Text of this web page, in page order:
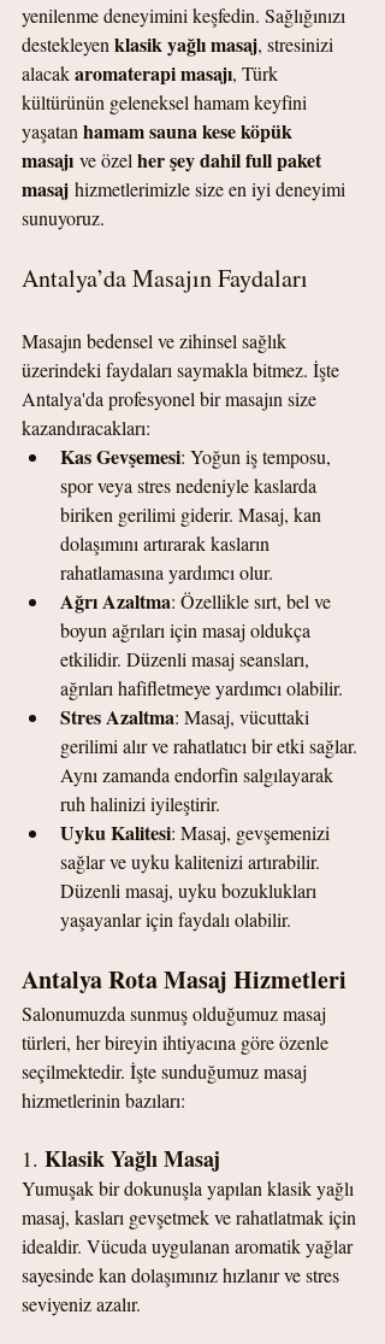
yenilenme deneyimini keşfedin. Sağlığınızı
destekleyen klasik yağlı masaj, stresinizi
alacak aromaterapi masajı, Türk
kültürünün geleneksel hamam keyfini
yaşatan hamam sauna kese köpük
masajı ve özel her şey dahil full paket
masaj hizmetlerimizle size en iyi deneyimi
sunuyoruz.
Antalya’da Masajın Faydaları
Masajın bedensel ve zihinsel sağlık
üzerindeki faydaları saymakla bitmez. İşte
Antalya'da profesyonel bir masajın size
kazandıracakları:
Kas Gevşemesi: Yoğun iş temposu,
spor veya stres nedeniyle kaslarda
biriken gerilimi giderir. Masaj, kan
dolaşımını artırarak kasların
rahatlamasına yardımcı olur.
Ağrı Azaltma: Özellikle sırt, bel ve
boyun ağrıları için masaj oldukça
etkilidir. Düzenli masaj seansları,
ağrıları hafifletmeye yardımcı olabilir.
Stres Azaltma: Masaj, vücuttaki
gerilimi alır ve rahatlatıcı bir etki sağlar.
Aynı zamanda endorfin salgılayarak
ruh halinizi iyileştirir.
Uyku Kalitesi: Masaj, gevşemenizi
sağlar ve uyku kalitenizi artırabilir.
Düzenli masaj, uyku bozuklukları
yaşayanlar için faydalı olabilir.
Antalya Rota Masaj Hizmetleri
Salonumuzda sunmuş olduğumuz masaj
türleri, her bireyin ihtiyacına göre özenle
seçilmektedir. İşte sunduğumuz masaj
hizmetlerinin bazıları:
1. Klasik Yağlı Masaj
Yumuşak bir dokunuşla yapılan klasik yağlı
masaj, kasları gevşetmek ve rahatlatmak için
idealdir. Vücuda uygulanan aromatik yağlar
sayesinde kan dolaşımınız hızlanır ve stres
seviyeniz azalır.